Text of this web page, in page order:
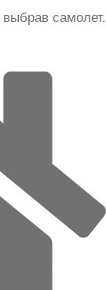
выбрав самолет.